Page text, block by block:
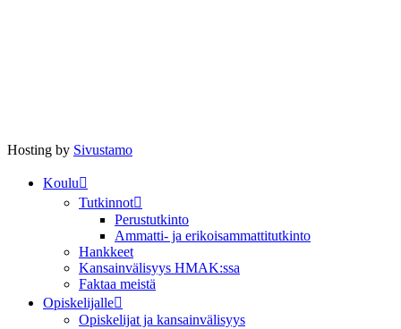
Hosting by Sivustamo
Koulu
Tutkinnot
Perustutkinto
Ammatti- ja erikoisammattitutkinto
Hankkeet
Kansainvälisyys HMAK:ssa
Faktaa meistä
Opiskelijalle
Opiskelijat ja kansainvälisyys